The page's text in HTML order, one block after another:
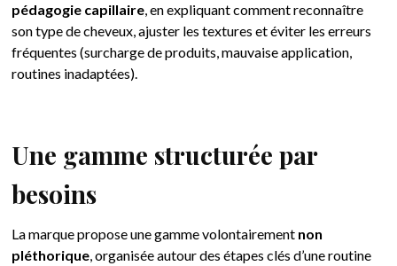
pédagogie capillaire, en expliquant comment reconnaître
son type de cheveux, ajuster les textures et éviter les erreurs
fréquentes (surcharge de produits, mauvaise application,
routines inadaptées).
Une gamme structurée par
besoins
La marque propose une gamme volontairement non
pléthorique, organisée autour des étapes clés d’une routine